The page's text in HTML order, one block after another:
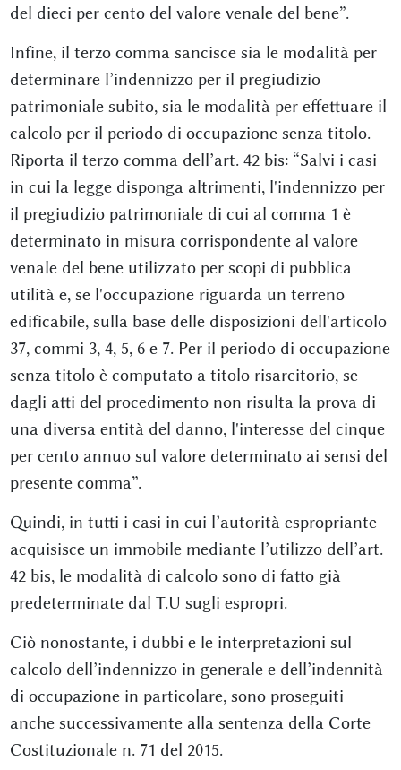
del dieci per cento del valore venale del bene”.
Infine, il terzo comma sancisce sia le modalità per
determinare l’indennizzo per il pregiudizio
patrimoniale subito, sia le modalità per effettuare il
calcolo per il periodo di occupazione senza titolo.
Riporta il terzo comma dell’art. 42 bis: “Salvi i casi
in cui la legge disponga altrimenti, l'indennizzo per
il pregiudizio patrimoniale di cui al comma 1 è
determinato in misura corrispondente al valore
venale del bene utilizzato per scopi di pubblica
utilità e, se l'occupazione riguarda un terreno
edificabile, sulla base delle disposizioni dell'articolo
37, commi 3, 4, 5, 6 e 7. Per il periodo di occupazione
senza titolo è computato a titolo risarcitorio, se
dagli atti del procedimento non risulta la prova di
una diversa entità del danno, l'interesse del cinque
per cento annuo sul valore determinato ai sensi del
presente comma”.
Quindi, in tutti i casi in cui l’autorità espropriante
acquisisce un immobile mediante l’utilizzo dell’art.
42 bis, le modalità di calcolo sono di fatto già
predeterminate dal T.U sugli espropri.
Ciò nonostante, i dubbi e le interpretazioni sul
calcolo dell’indennizzo in generale e dell’indennità
di occupazione in particolare, sono proseguiti
anche successivamente alla sentenza della Corte
Costituzionale n. 71 del 2015.